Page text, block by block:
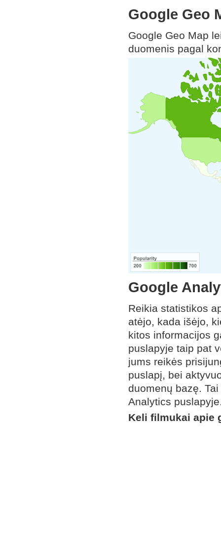
Google Geo
Google Geo Map
duomenis pagal
Google
Reikia statistikos
atėjo, kada išėjo,
kitos informacijos
puslapyje taip pat
jums reikės
puslapį, bei
duomenų bazę.
Analytics
Keli filmukai apie